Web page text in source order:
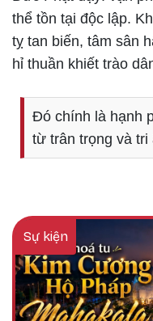
thể tồn tại độc lập.
tỵ tan biến, tâm sân
hỉ thuần khiết trào
Đó chính là hạnh
từ trân trọng và tri
Sự kiện